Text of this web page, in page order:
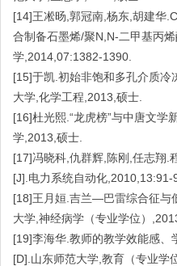
[14]王凇旸,郭冠南,杨东,胡建华
合制备石墨烯/聚N,N-二甲基丙
学,2014,07:1382-1390.
[15]于凯.初始非饱和多孔介质冷
大学,化学工程,2013,硕士.
[16]杜光熙.“龙虎榜”与中唐文学
学,2013,硕士.
[17]冯晓科,仇群辉,陈刚,任志翔.
[J].电力系统自动化,2010,13:91-
[18]王月姮.吉兰—巴雷综合征与
大学,神经病学（专业学位）
[19]李海华.教师的教学效能感、
[D].山东师范大学,教育（专业学